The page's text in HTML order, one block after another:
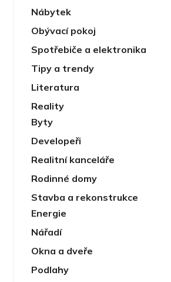
Nábytek
Obývací pokoj
Spotřebiče a elektronika
Tipy a trendy
Literatura
Reality
Byty
Developeři
Realitní kanceláře
Rodinné domy
Stavba a rekonstrukce
Energie
Nářadí
Okna a dveře
Podlahy